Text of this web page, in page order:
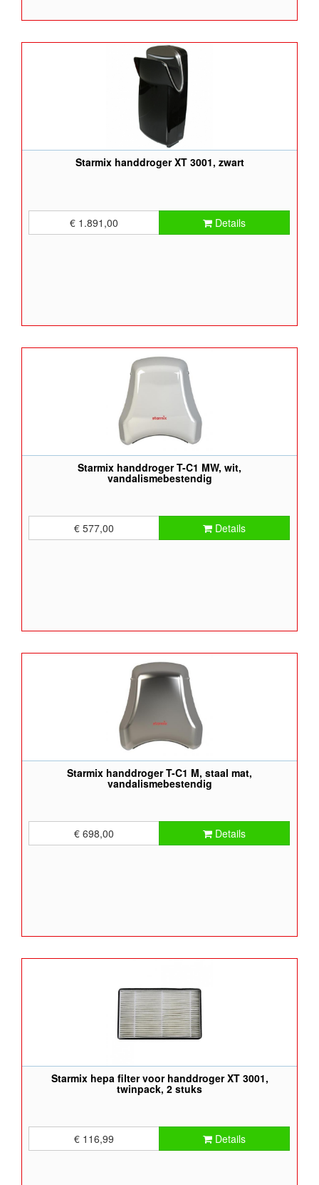
Starmix handdroger XT 3001, zwart
€ 1.891,00 Details
Starmix handdroger T-C1 MW, wit,
vandalismebestendig
€ 577,00 Details
Starmix handdroger T-C1 M, staal mat,
vandalismebestendig
€ 698,00 Details
Starmix hepa filter voor handdroger XT 3001,
twinpack, 2 stuks
€ 116,99 Details